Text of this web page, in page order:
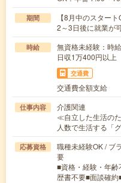
期間
【8月中のスター
2～3日後に就業が
時給
無資格未経験：
日収1万400円以上
交通費
交通費全額支給
仕事内容
介護関連
≪自立した生活の
人数で生活する「
応募資格
職種未経験OK / ブ
要
■資格・経験・年
歴書不要■面談確